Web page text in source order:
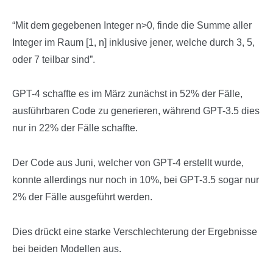
“Mit dem gegebenen Integer n>0, finde die Summe aller
Integer im Raum [1, n] inklusive jener, welche durch 3, 5,
oder 7 teilbar sind”.
GPT-4 schaffte es im März zunächst in 52% der Fälle,
ausführbaren Code zu generieren, während GPT-3.5 dies
nur in 22% der Fälle schaffte.
Der Code aus Juni, welcher von GPT-4 erstellt wurde,
konnte allerdings nur noch in 10%, bei GPT-3.5 sogar nur
2% der Fälle ausgeführt werden.
Dies drückt eine starke Verschlechterung der Ergebnisse
bei beiden Modellen aus.